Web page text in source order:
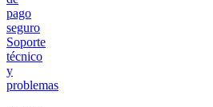
pago
seguro
Soporte
técnico
y
problemas